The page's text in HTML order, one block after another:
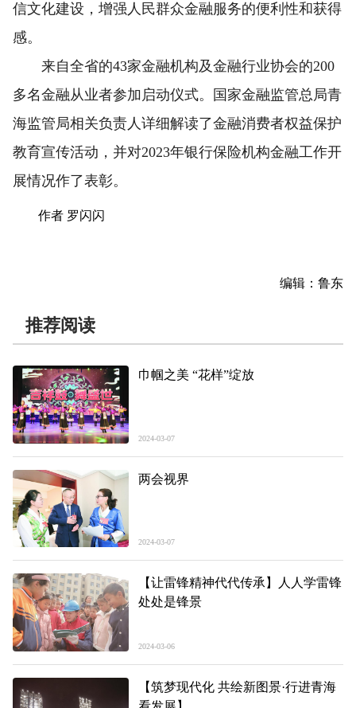
信文化建设，增强人民群众金融服务的便利性和获得
感。
来自全省的43家金融机构及金融行业协会的200
多名金融从业者参加启动仪式。国家金融监管总局青
海监管局相关负责人详细解读了金融消费者权益保护
教育宣传活动，并对2023年银行保险机构金融工作开
展情况作了表彰。
作者 罗闪闪
编辑：鲁东
推荐阅读
巾帼之美 “花样”绽放
2024-03-07
两会视界
2024-03-07
【让雷锋精神代代传承】人人学雷锋
处处是锋景
2024-03-06
【筑梦现代化 共绘新图景·行进青海